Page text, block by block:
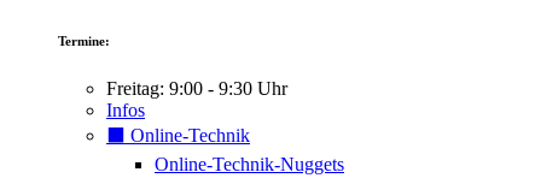
Termine:
Freitag: 9:00 - 9:30 Uhr
Infos
⬛️ Online-Technik
Online-Technik-Nuggets